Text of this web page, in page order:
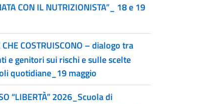
CON IL NUTRIZIONISTA”_ 18 e 19
CHE COSTRUISCONO – dialogo tra
e genitori sui rischi e sulle scelte
quotidiane_19 maggio
“LIBERTÀ” 2026_Scuola di